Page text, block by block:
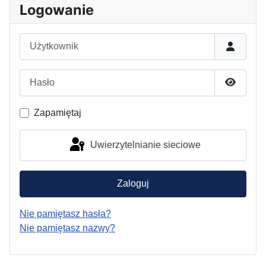
Logowanie
Pokaż
Zapamiętaj
Uwierzytelnianie sieciowe
Zaloguj
Nie pamiętasz hasła?
Nie pamiętasz nazwy?